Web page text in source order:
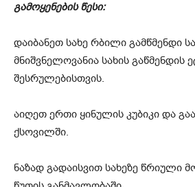
გამოყენების წესი:
დაიბანეთ სახე რბილი გამწმენდი
მნიშვნელოვანია სახის გაწმენდის
შესრულებისთვის.
აიღეთ ერთი ყინულის კუბიკი და
ქსოვილში.
ნაზად გადაისვით სახეზე წრიული